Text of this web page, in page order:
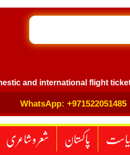
GB
international flight ticket
WhatsApp: +971522051485
پاکستان شعر و شاعری